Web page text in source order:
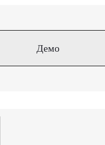
Демо